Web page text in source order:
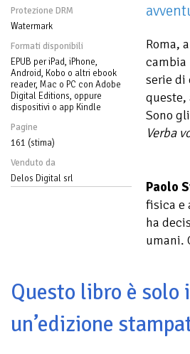
Protezione DRM
Watermark
Formati disponibili
EPUB per iPad, iPhone,
Android, Kobo o altri ebook
reader, Mac o PC con Adobe
Digital Editions, oppure
dispositivi o app Kindle
Pagine
161 (stima)
Venduto da
Delos Digital srl
Roma,
cambia
serie di
queste,
Sono
Verba
Paolo
fisica e
ha
umani.
Questo libro è solo
un’edizione